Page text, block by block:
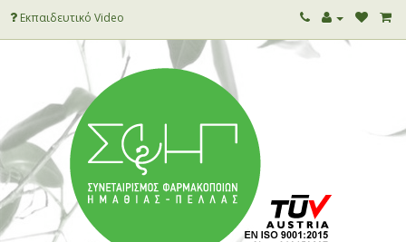
Εκπαιδευτικό Video